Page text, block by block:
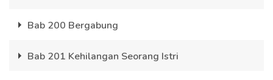
Bab 200 Bergabung
Bab 201 Kehilangan Seorang Istri